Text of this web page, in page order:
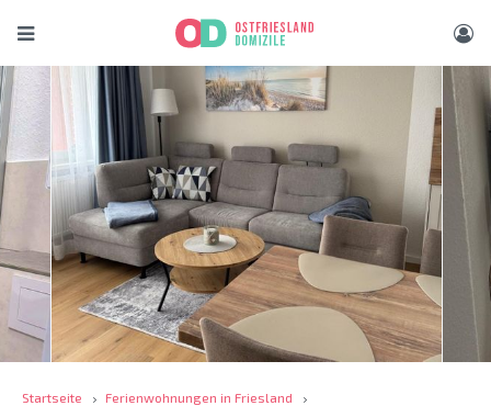
Startseite
Ferienwohnungen in Friesland